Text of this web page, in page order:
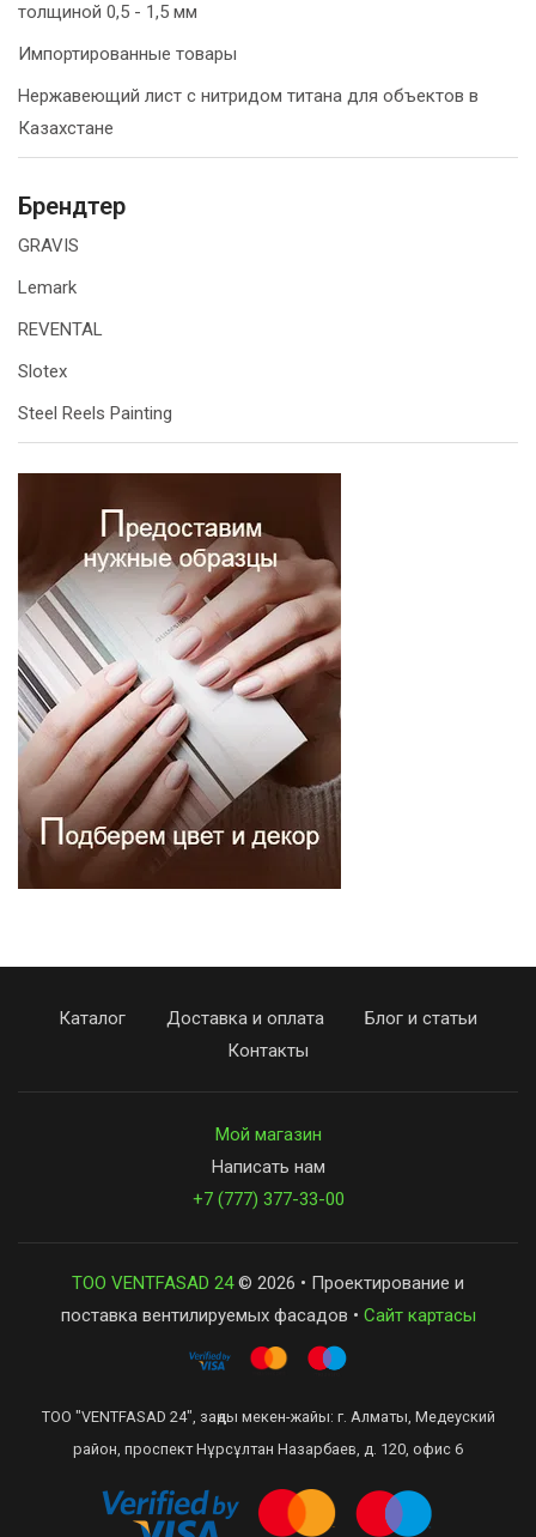
толщиной 0,5 - 1,5 мм
Импортированные товары
Нержавеющий лист с нитридом титана для объектов в
Казахстане
Брендтер
GRAVIS
Lemark
REVENTAL
Slotex
Steel Reels Painting
Каталог Доставка и оплата
Блог и статьи
Контакты
Мой магазин
Написать нам
+7 (777) 377-33-00
ТОО VENTFASAD 24© 2026 • Проектирование и
поставка вентилируемых фасадов • Сайт картасы
ТОО "VENTFASAD 24", заңды мекен-жайы: г. Алматы, Медеуский
район, проспект Нұрсұлтан Назарбаев, д. 120, офис 6